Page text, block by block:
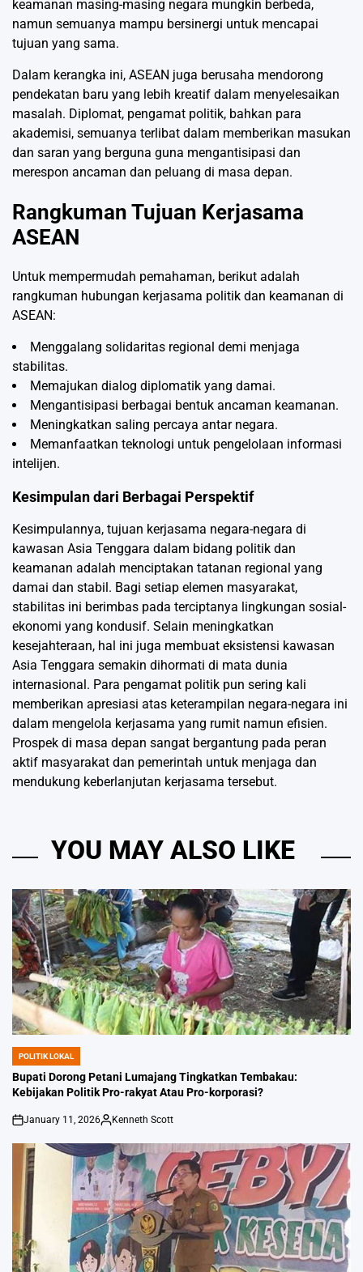
keamanan masing-masing negara mungkin berbeda,
namun semuanya mampu bersinergi untuk mencapai
tujuan yang sama.
Dalam kerangka ini, ASEAN juga berusaha mendorong
pendekatan baru yang lebih kreatif dalam menyelesaikan
masalah. Diplomat, pengamat politik, bahkan para
akademisi, semuanya terlibat dalam memberikan masukan
dan saran yang berguna guna mengantisipasi dan
merespon ancaman dan peluang di masa depan.
Rangkuman Tujuan Kerjasama
ASEAN
Untuk mempermudah pemahaman, berikut adalah
rangkuman hubungan kerjasama politik dan keamanan di
ASEAN:
Menggalang solidaritas regional demi menjaga
stabilitas.
Memajukan dialog diplomatik yang damai.
Mengantisipasi berbagai bentuk ancaman keamanan.
Meningkatkan saling percaya antar negara.
Memanfaatkan teknologi untuk pengelolaan informasi
intelijen.
Kesimpulan dari Berbagai Perspektif
Kesimpulannya, tujuan kerjasama negara-negara di
kawasan Asia Tenggara dalam bidang politik dan
keamanan adalah menciptakan tatanan regional yang
damai dan stabil. Bagi setiap elemen masyarakat,
stabilitas ini berimbas pada terciptanya lingkungan sosial-
ekonomi yang kondusif. Selain meningkatkan
kesejahteraan, hal ini juga membuat eksistensi kawasan
Asia Tenggara semakin dihormati di mata dunia
internasional. Para pengamat politik pun sering kali
memberikan apresiasi atas keterampilan negara-negara ini
dalam mengelola kerjasama yang rumit namun efisien.
Prospek di masa depan sangat bergantung pada peran
aktif masyarakat dan pemerintah untuk menjaga dan
mendukung keberlanjutan kerjasama tersebut.
YOU MAY ALSO LIKE
POSTED
IN
POLITIK LOKAL
Bupati Dorong Petani Lumajang Tingkatkan Tembakau:
Kebijakan Politik Pro-rakyat Atau Pro-korporasi?
on
January 11, 2026
Posted
by
Kenneth Scott